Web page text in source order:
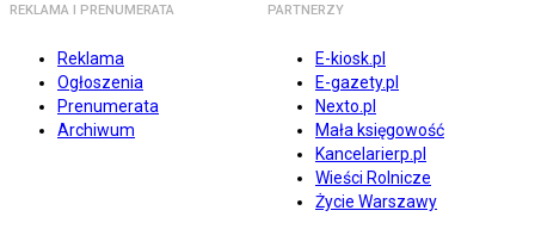
REKLAMA I PRENUMERATA
Reklama
Ogłoszenia
Prenumerata
Archiwum
PARTNERZY
E-kiosk.pl
E-gazety.pl
Nexto.pl
Mała księgowość
Kancelarierp.pl
Wieści Rolnicze
Życie Warszawy